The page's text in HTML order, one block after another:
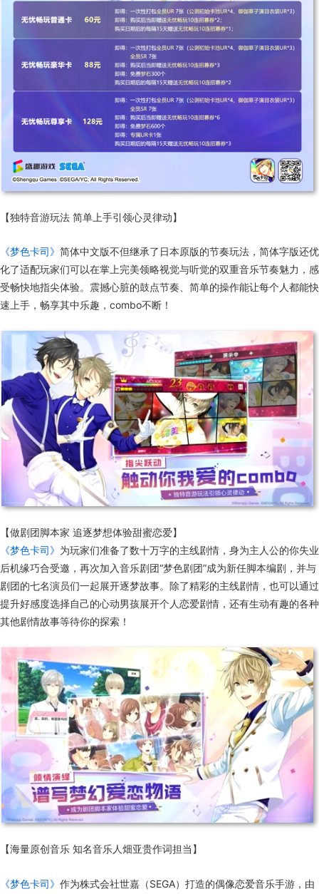
【独特音游玩法 简单上手引领心灵律动】
《梦色卡司》 简体中文版不但继承了日本原版的节奏玩法，简体字版还优
化了适配玩家们可以在掌上完美领略视觉与听觉的双重音乐节奏魅力，感
受畅快地指尖体验。震撼心脏的鼓点节奏、简单的操作能让每个人都能快
速上手，畅享其中乐趣，combo不断！
【做剧团脚本家 追逐梦想体验甜蜜恋爱】
《梦色卡司》 为玩家们准备了数十万字的主线剧情，身为主人公的你失业
后机缘巧合受邀，再次加入音乐剧团“梦色剧团”成为新任脚本编剧，并与
剧团的七名演员们一起展开逐梦故事。除了精彩的主线剧情，也可以通过
提升好感度选择自己的心动男孩展开个人恋爱剧情，还有生动有趣的各种
其他剧情故事等待你的探索！
【海量原创音乐 知名音乐人畑亚贵作词担当】
《梦色卡司》 作为株式会社世嘉（SEGA）打造的偶像恋爱音乐手游，由